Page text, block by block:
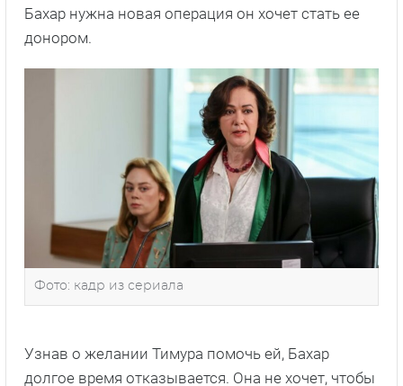
Бахар нужна новая операция он хочет стать ее
донором.
Фото: кадр из сериала
Узнав о желании Тимура помочь ей, Бахар
долгое время отказывается. Она не хочет, чтобы